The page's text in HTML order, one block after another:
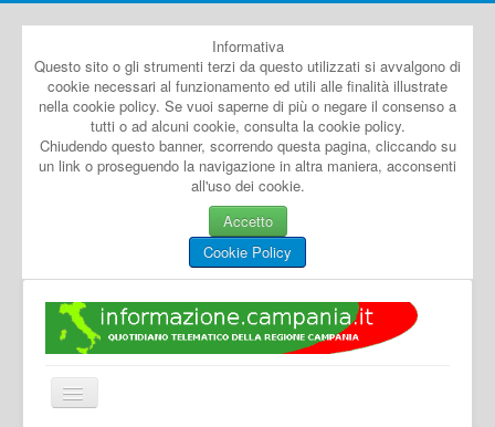
Informativa
Questo sito o gli strumenti terzi da questo utilizzati si avvalgono di
cookie necessari al funzionamento ed utili alle finalità illustrate
nella cookie policy. Se vuoi saperne di più o negare il consenso a
tutti o ad alcuni cookie, consulta la cookie policy.
Chiudendo questo banner, scorrendo questa pagina, cliccando su
un link o proseguendo la navigazione in altra maniera, acconsenti
all'uso dei cookie.
Accetto
Cookie Policy
Cambia
navigazione